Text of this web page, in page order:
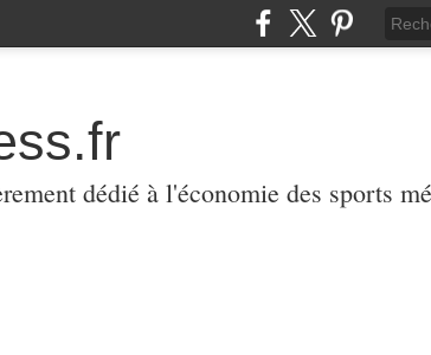
dédié à l'économie des sports